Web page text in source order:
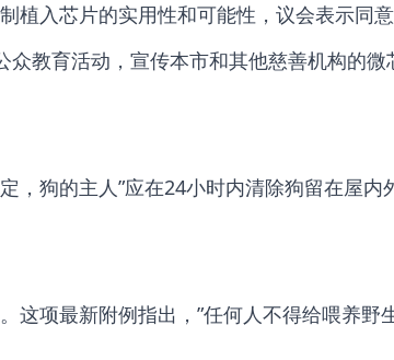
入芯片的实用性和可能性，议会表示同意
教育活动，宣传本市和其他慈善机构的微
，狗的主人”应在24小时内清除狗留在屋内
这项最新附例指出，”任何人不得给喂养野